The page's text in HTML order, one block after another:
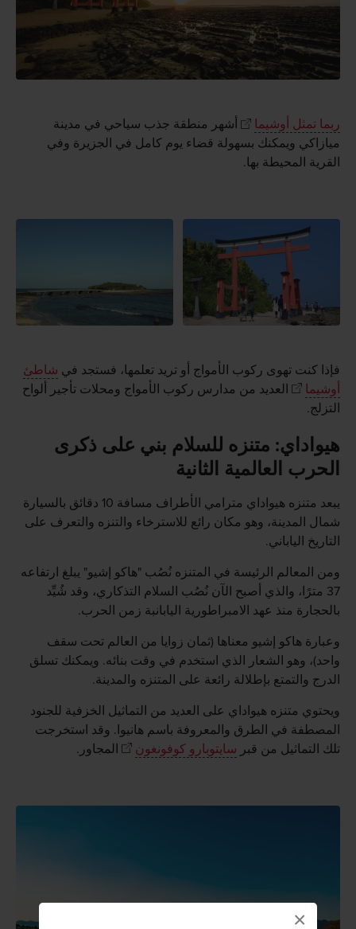
×
ربما تمثل أوشيما
أشهر منطقة جذب سياحي في مدينة
ميازاكي ويمكنك بسهولة قضاء يوم كامل في الجزيرة وفي
القرية المحيطة بها.
فإذا كنت تهوى ركوب الأمواج أو تريد تعلمها، فستجد في شاطئ
أوشيما
العديد من مدارس ركوب الأمواج ومحلات تأجير ألواح
التزلج.
هيواداي: متنزه للسلام بني على ذكرى
الحرب العالمية الثانية
يبعد متنزه هيواداي مترامي الأطراف مسافة 10 دقائق بالسيارة
شمال المدينة، وهو مكان رائع للاسترخاء والتنزه والتعرف على
التاريخ الياباني.
ومن المعالم الرئيسة في المتنزه نُصُب "هاكو إشيو" يبلغ ارتفاعه
37 مترًا، والذي أصبح الآن نُصُب السلام التذكاري، وقد شُيِّد
بالحجارة منذ عهد الامبراطورية اليابانبة زمن الحرب.
وعبارة هاكو إشيو معناها (ثمان زوايا من العالم تحت سقف
واحد)، وهو الشعار الذي استخدم في وقت بنائه. ويمكنك تسلق
الدرج والتمتع بإطلالة رائعة على المتنزه والمدينة.
ويحتوي متنزه هيواداي على العديد من التماثيل الخزفية للجنود
المصطفة في الطرق والمعروفة باسم هانيوا. وقد استخرجت
تلك التماثيل من قبر سايتوبارو كوفونغون المجاور.